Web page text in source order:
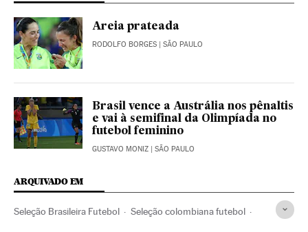
Areia prateada
RODOLFO BORGES | SÃO PAULO
Brasil vence a Austrália nos pênaltis
e vai à semifinal da Olimpíada no
futebol feminino
GUSTAVO MONIZ | SÃO PAULO
ARQUIVADO EM
Seleção Brasileira Futebol Seleção colombiana futebol